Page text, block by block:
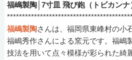
福嶋製陶│7寸皿 飛び鉋（トビカンナ
福嶋製陶さんは、福岡県東峰村の小
福嶋秀作さんによる窯元です。福嶋
技法を用いて点々模様が彩られた綺